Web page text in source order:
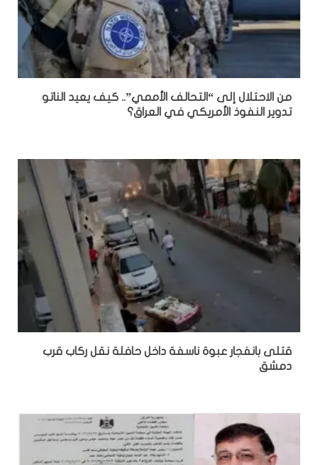
من الاحتلال إلى “التحالف الأممي”.. كيف يعيد الناتو
تدوير النفوذ الأمريكي في العراق؟
قتلى بانفجار عبوة ناسفة داخل حافلة نقل ركاب قرب
دمشق